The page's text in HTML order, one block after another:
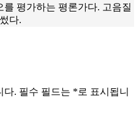
평가하는 평론가다. 고음질
다.
다. 필수 필드는 *로 표시됩니